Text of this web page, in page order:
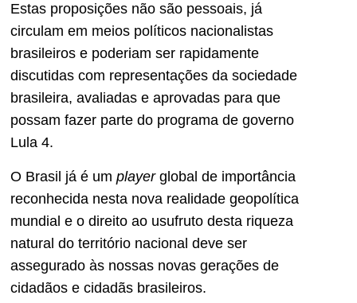
Estas proposições não são pessoais, já
circulam em meios políticos nacionalistas
brasileiros e poderiam ser rapidamente
discutidas com representações da sociedade
brasileira, avaliadas e aprovadas para que
possam fazer parte do programa de governo
Lula 4.
O Brasil já é um player global de importância
reconhecida nesta nova realidade geopolítica
mundial e o direito ao usufruto desta riqueza
natural do território nacional deve ser
assegurado às nossas novas gerações de
cidadãos e cidadãs brasileiros.